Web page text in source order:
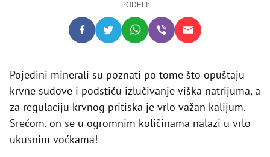
PODELI:
Pojedini minerali su poznati po tome što opuštaju
krvne sudove i podstiču izlučivanje viška natrijuma, a
za regulaciju krvnog pritiska je vrlo važan kalijum.
Srećom, on se u ogromnim količinama nalazi u vrlo
ukusnim voćkama!